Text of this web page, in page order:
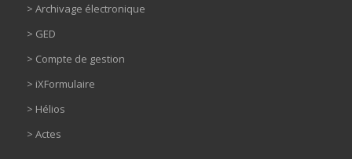
> Archivage électronique
> GED
> Compte de gestion
> iXFormulaire
> Hélios
> Actes